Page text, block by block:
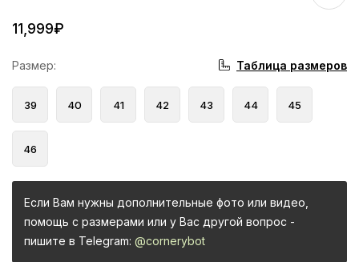
11,999₽
Размер: Таблица размеров
39 40 41 42 43 44 45
46
Если Вам нужны дополнительные фото или видео,
помощь с размерами или у Вас другой вопрос -
пишите в Telegram: @cornerybot